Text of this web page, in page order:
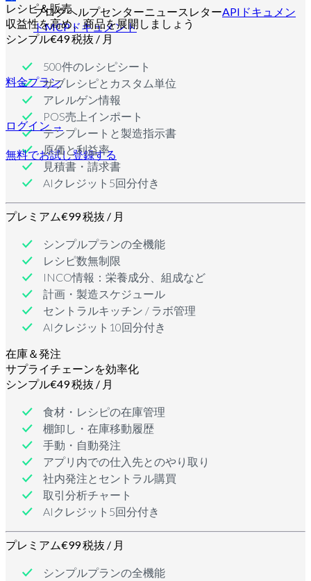
ブログヘルプセンターニュースレターAPIドキュメン
トMCPドキュメント
料金プラン
ログイン →
無料でお試し登録する
レシピ＆販売
収益性を高め、商品を展開しましょう
シンプル€49 税抜 / 月
500件のレシピシート
サブレシピとカスタム単位
アレルゲン情報
POS売上インポート
テンプレートと製造指示書
原価と利益率
見積書・請求書
AIクレジット5回分付き
プレミアム€99 税抜 / 月
シンプルプランの全機能
レシピ数無制限
INCO情報：栄養成分、組成など
計画・製造スケジュール
セントラルキッチン / ラボ管理
AIクレジット10回分付き
在庫＆発注
サプライチェーンを効率化
シンプル€49 税抜 / 月
食材・レシピの在庫管理
棚卸し・在庫移動履歴
手動・自動発注
アプリ内での仕入先とのやり取り
社内発注とセントラル購買
取引分析チャート
AIクレジット5回分付き
プレミアム€99 税抜 / 月
シンプルプランの全機能